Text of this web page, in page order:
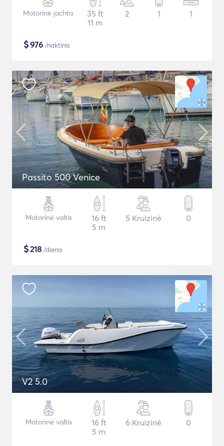
Motorinė jachta
35 ft
11 m
2 1 1
$976 /naktinis
Passito 500 Venice
Motorinė valtis
16 ft
5 m
5 Kruizinė 0
$218 /diena
V2 5.0
Motorinė valtis
16 ft
5 m
6 Kruizinė 0